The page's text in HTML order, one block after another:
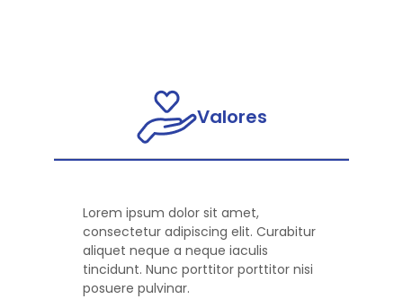
Valores
Lorem ipsum dolor sit amet,
consectetur adipiscing elit. Curabitur
aliquet neque a neque iaculis
tincidunt. Nunc porttitor porttitor nisi
posuere pulvinar.